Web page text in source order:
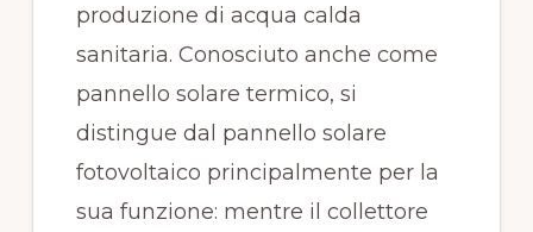
produzione di acqua calda
sanitaria. Conosciuto anche come
pannello solare termico, si
distingue dal pannello solare
fotovoltaico principalmente per la
sua funzione: mentre il collettore